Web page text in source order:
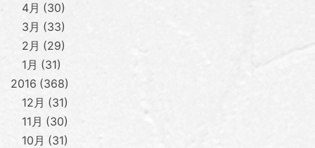
4月
30
3月
33
2月
29
1月
31
2016 368
12月
31
11月
30
10月
31